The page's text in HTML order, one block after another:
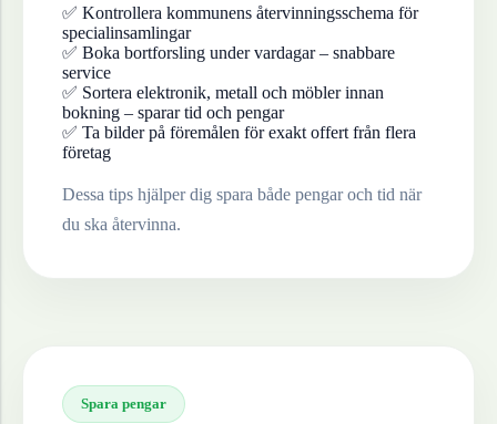
✅ Kontrollera kommunens återvinningsschema för
specialinsamlingar
✅ Boka bortforsling under vardagar – snabbare
service
✅ Sortera elektronik, metall och möbler innan
bokning – sparar tid och pengar
✅ Ta bilder på föremålen för exakt offert från flera
företag
Dessa tips hjälper dig spara både pengar och tid när
du ska återvinna.
Spara pengar